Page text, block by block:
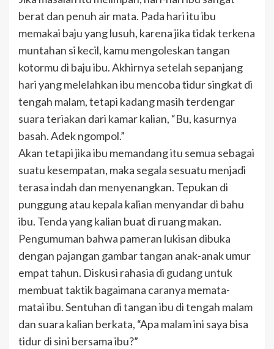
berat dan penuh air mata. Pada hari itu ibu
memakai baju yang lusuh, karena jika tidak terkena
muntahan si kecil, kamu mengoleskan tangan
kotormu di baju ibu. Akhirnya setelah sepanjang
hari yang melelahkan ibu mencoba tidur singkat di
tengah malam, tetapi kadang masih terdengar
suara teriakan dari kamar kalian, “Bu, kasurnya
basah. Adek ngompol.”
Akan tetapi jika ibu memandang itu semua sebagai
suatu kesempatan, maka segala sesuatu menjadi
terasa indah dan menyenangkan. Tepukan di
punggung atau kepala kalian menyandar di bahu
ibu. Tenda yang kalian buat di ruang makan.
Pengumuman bahwa pameran lukisan dibuka
dengan pajangan gambar tangan anak-anak umur
empat tahun. Diskusi rahasia di gudang untuk
membuat taktik bagaimana caranya memata-
matai ibu. Sentuhan di tangan ibu di tengah malam
dan suara kalian berkata, “Apa malam ini saya bisa
tidur di sini bersama ibu?”